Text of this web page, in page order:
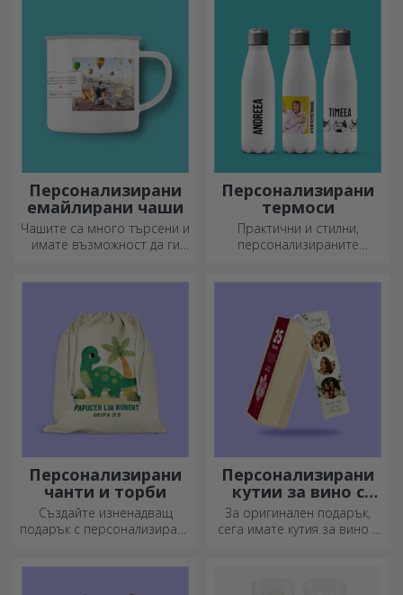
Персонализирани
емайлирани чаши
Чашите са много търсени и
имате възможност да ги
емайлираните не се чупят.
Персонализирани
термоси
Практични и стилни,
персонализираните
лятото и топла през зимата.
Персонализирани
чанти и торби
Създайте изненадващ
подарък с персонализирана
Персонализирани
кутии за вино с
фотография
За оригинален подарък,
сега имате кутия за вино с